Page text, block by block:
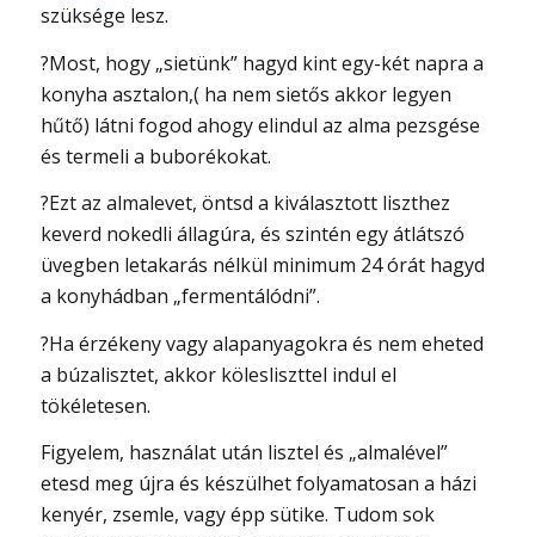
szüksége lesz.
?Most, hogy „sietünk” hagyd kint egy-két napra a
konyha asztalon,( ha nem sietős akkor legyen
hűtő) látni fogod ahogy elindul az alma pezsgése
és termeli a buborékokat.
?Ezt az almalevet, öntsd a kiválasztott liszthez
keverd nokedli állagúra, és szintén egy átlátszó
üvegben letakarás nélkül minimum 24 órát hagyd
a konyhádban „fermentálódni”.
?Ha érzékeny vagy alapanyagokra és nem eheted
a búzalisztet, akkor kölesliszttel indul el
tökéletesen.
Figyelem, használat után lisztel és „almalével”
etesd meg újra és készülhet folyamatosan a házi
kenyér, zsemle, vagy épp sütike. Tudom sok